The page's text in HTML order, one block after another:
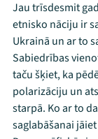
Jau trīsdesmit
etnisko nāciju ir
Ukrainā un ar to
Sabiedrības
taču šķiet, ka
polarizāciju un
starpā. Ko ar to
saglabāšanai